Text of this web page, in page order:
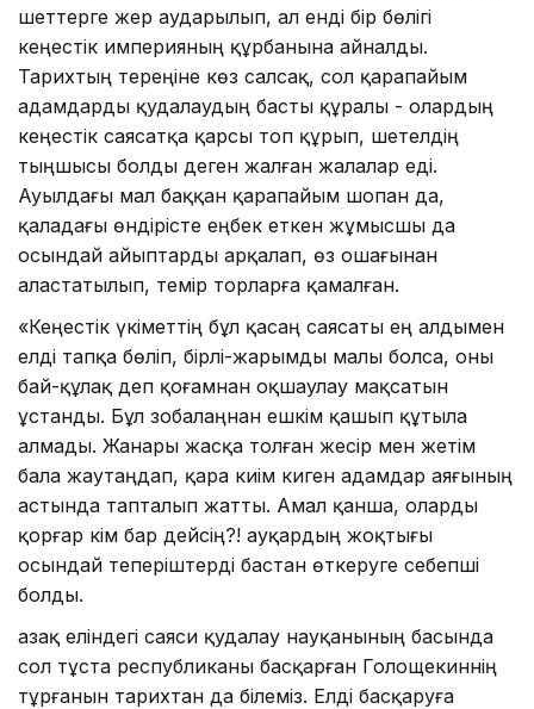
шеттерге жер аударылып, ал енді бір бөлігі
кеңестік империяның құрбанына айналды.
Тарихтың тереңіне көз салсақ, сол қарапайым
адамдарды қудалаудың басты құралы - олардың
кеңестік саясатқа қарсы топ құрып, шетелдің
тыңшысы болды деген жалған жалалар еді.
Ауылдағы мал баққан қарапайым шопан да,
қаладағы өндірісте еңбек еткен жұмысшы да
осындай айыптарды арқалап, өз ошағынан
аластатылып, темір торларға қамалған.
«Кеңестік үкіметтің бұл қасаң саясаты ең алдымен
елді тапқа бөліп, бірлі-жарымды малы болса, оны
бай-құлақ деп қоғамнан оқшаулау мақсатын
ұстанды. Бұл зобалаңнан ешкім қашып құтыла
алмады. Жанары жасқа толған жесір мен жетім
бала жаутаңдап, қара киім киген адамдар аяғының
астында тапталып жатты. Амал қанша, оларды
қорғар кім бар дейсің?! Қауқардың жоқтығы
осындай теперіштерді бастан өткеруге себепші
болды.
Қазақ еліндегі саяси қудалау науқанының басында
сол тұста республиканы басқарған Голощекиннің
тұрғанын тарихтан да білеміз. Елді басқаруға